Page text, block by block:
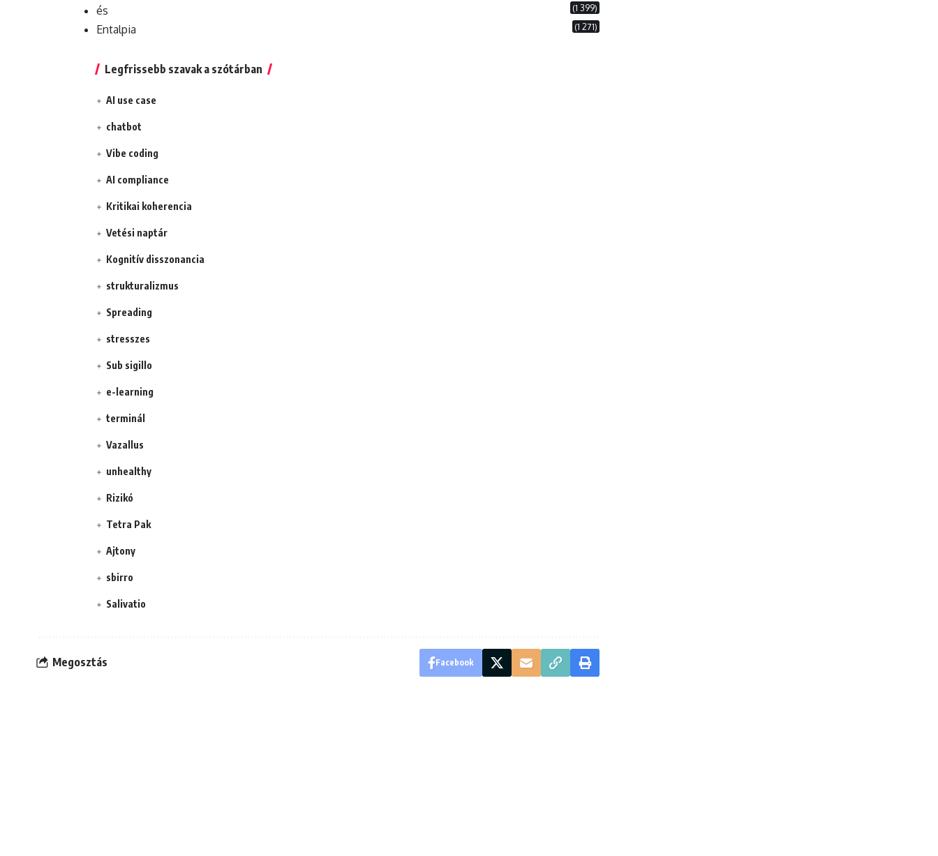
és (1 399)
Entalpia (1 271)
Legfrissebb szavak a szótárban
AI use case
chatbot
Vibe coding
AI compliance
Kritikai koherencia
Vetési naptár
Kognitív disszonancia
strukturalizmus
Spreading
stresszes
Sub sigillo
e-learning
terminál
Vazallus
unhealthy
Rizikó
Tetra Pak
Ajtony
sbirro
Salivatio
Megosztás Facebook